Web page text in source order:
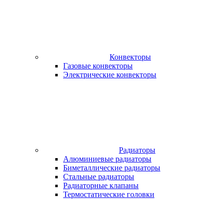
Конвекторы
Газовые конвекторы
Электрические конвекторы
Радиаторы
Алюминиевые радиаторы
Биметаллические радиаторы
Стальные радиаторы
Радиаторные клапаны
Термостатические головки